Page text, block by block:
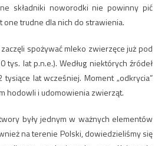
składniki noworodki nie powinny pić
one trudne dla nich do strawienia.
spożywać mleko zwierzęce już pod
tys. lat p.n.e.). Według niektórych źródeł
lat wcześniej. Moment „odkrycia”
hodowli i udomowienia zwierząt.
były jednym w ważnych elementów
na terenie Polski, dowiedzieliśmy się